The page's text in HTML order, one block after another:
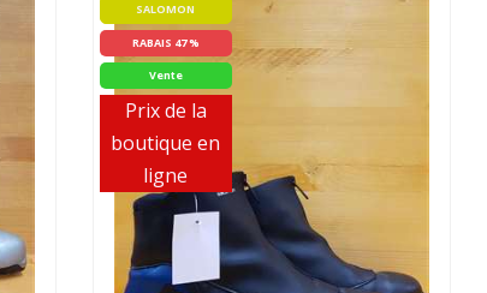
SALOMON
RABAIS 47 %
Vente
Prix de la
boutique en
ligne